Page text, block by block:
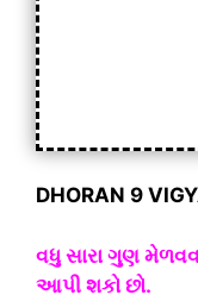
DHORAN 9
વધુ સારા ગુણ
આપી શકો છો.